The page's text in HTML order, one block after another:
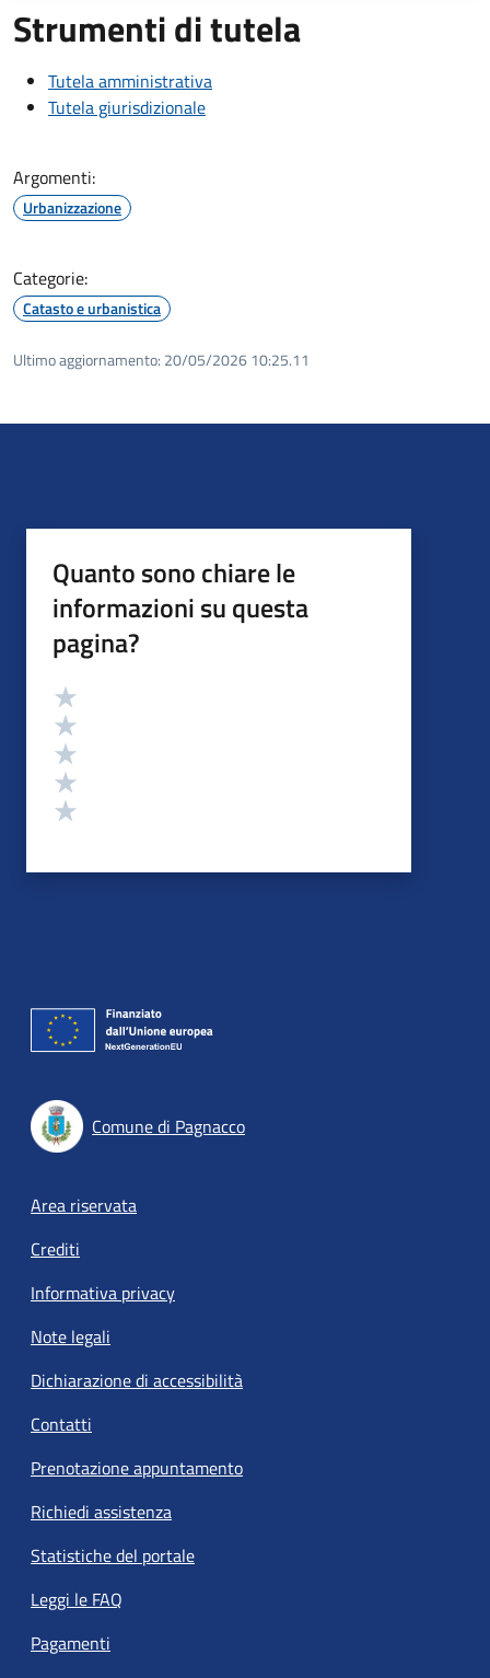
Strumenti di tutela
Tutela amministrativa
Tutela giurisdizionale
Argomenti:
Urbanizzazione
Categorie:
Catasto e urbanistica
Ultimo aggiornamento: 20/05/2026 10:25.11
Quanto sono chiare le
informazioni su questa
pagina?
Valutazione
Comune di Pagnacco
Footer menu
Area riservata
Crediti
Informativa privacy
Note legali
Dichiarazione di accessibilità
Contatti
Prenotazione appuntamento
Richiedi assistenza
Statistiche del portale
Leggi le FAQ
Pagamenti